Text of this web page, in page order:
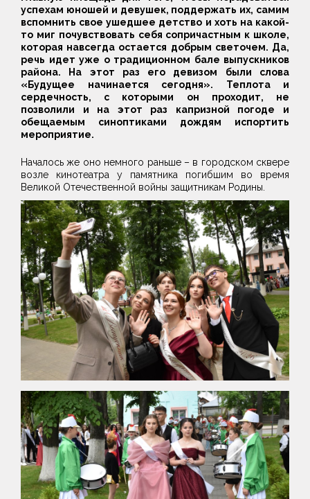
успехам юношей и девушек, поддержать их, самим
вспомнить свое ушедшее детство и хоть на какой-
то миг почувствовать себя сопричастным к школе,
которая навсегда остается добрым светочем. Да,
речь идет уже о традиционном бале выпускников
района. На этот раз его девизом были слова
«Будущее начинается сегодня». Теплота и
сердечность, с которыми он проходит, не
позволили и на этот раз капризной погоде и
обещаемым синоптиками дождям испортить
мероприятие.
Началось же оно немного раньше – в городском сквере
возле кинотеатра у памятника погибшим во время
Великой Отечественной войны защитникам Родины.